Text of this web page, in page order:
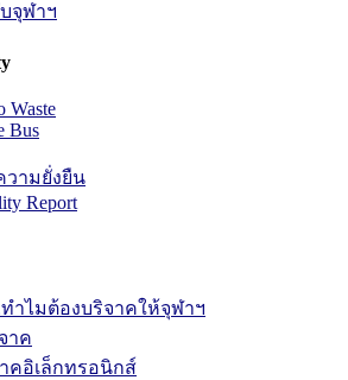
จุฬาฯ
Waste
Bus
วามยั่งยืน
Report
ำไมต้องบริจาคให้จุฬาฯ
าค
คอิเล็กทรอนิกส์